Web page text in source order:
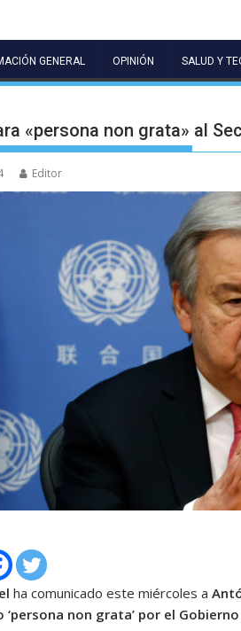
GENERAL OPINIÓN SALUD Y
«persona non grata» al
Editor
ha comunicado este miércoles a
‘persona non grata’ por el